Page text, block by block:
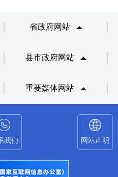
省政府网站
县市政府网站
重要媒体网站
我们 网站声明